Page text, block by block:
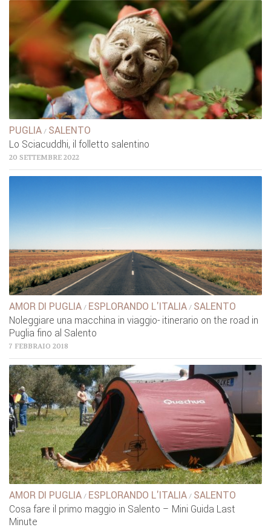
PUGLIA / SALENTO
Lo Sciacuddhi, il folletto salentino
20 SETTEMBRE 2022
AMOR DI PUGLIA / ESPLORANDO L'ITALIA / SALENTO
Noleggiare una macchina in viaggio- itinerario on the road in
Puglia fino al Salento
7 FEBBRAIO 2018
AMOR DI PUGLIA / ESPLORANDO L'ITALIA / SALENTO
Cosa fare il primo maggio in Salento – Mini Guida Last
Minute